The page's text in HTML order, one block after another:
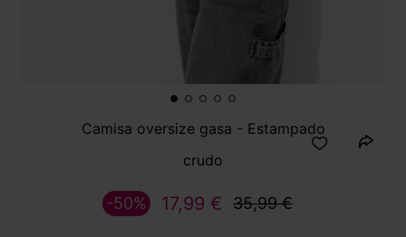
Camisa oversize gasa - Estampado
crudo
17,99 € 35,99 €
-50%